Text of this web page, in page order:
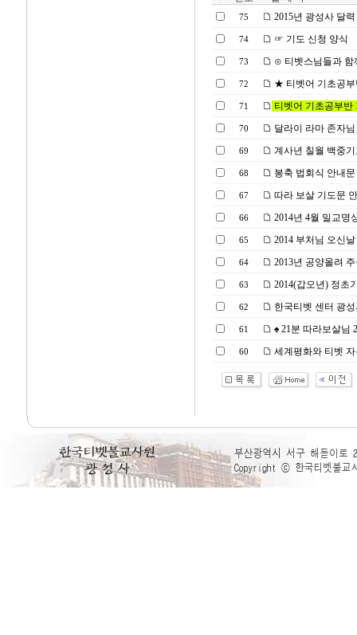
75 2015년 광성사 달
74 ☞ 기도 신청 양식
73 ⊙ 티벳스님들과 함
72 ★ 티벳어 기초공부
71 티벳어 기초공부반
70 달라이 라마 존자
69 계사년 칠월 백중
68 봉축 법회식 안내문
67 따라 보살 기도문
66 2014년 4월 밀교명
65 2014 부처님 오신
64 2013년 공양올려
63 2014(갑오년) 정초
62 한국티벳 센터 광
61 ♠ 21분 따라보살님
60 세계평화와 티벳